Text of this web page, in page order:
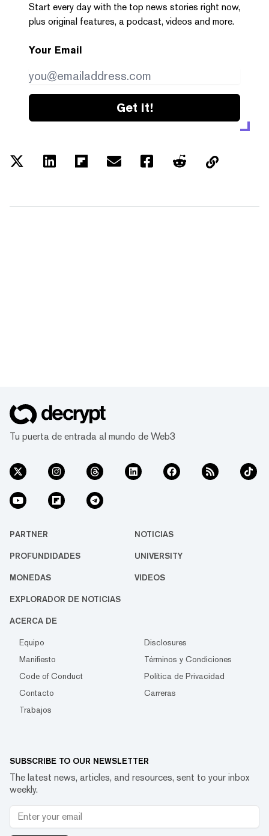
Start every day with the top news stories right now,
plus original features, a podcast, videos and more.
Your Email
Get it!
Tu puerta de entrada al mundo de Web3
PARTNER NOTICIAS
PROFUNDIDADES UNIVERSITY
MONEDAS VIDEOS
EXPLORADOR DE NOTICIAS
ACERCA DE
Equipo
Disclosures
Manifiesto
Términos y Condiciones
Code of Conduct
Política de Privacidad
Contacto
Carreras
Trabajos
SUBSCRIBE TO OUR NEWSLETTER
The latest news, articles, and resources, sent to your inbox
weekly.